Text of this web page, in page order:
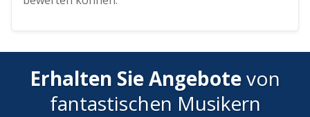
Erhalten Sie Angebotevon
fantastischen Musikern